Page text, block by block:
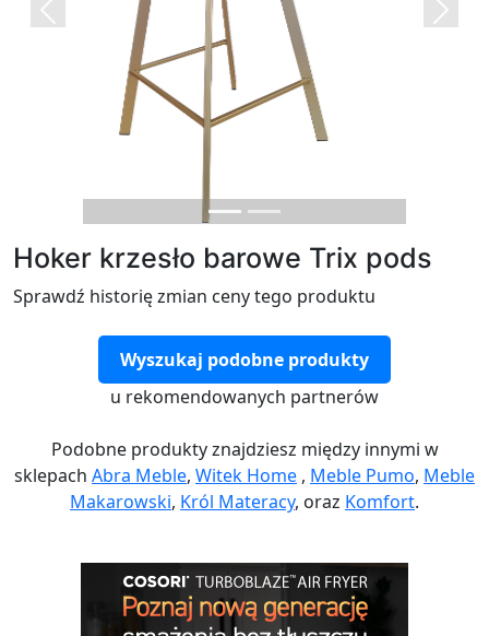
Previous Next
Hoker krzesło barowe Trix pods
Sprawdź historię zmian ceny tego produktu
Wyszukaj podobne produkty
u rekomendowanych partnerów
Podobne produkty znajdziesz między innymi w
sklepach Abra Meble, Witek Home , Meble Pumo, Meble
Makarowski, Król Materacy, oraz Komfort.